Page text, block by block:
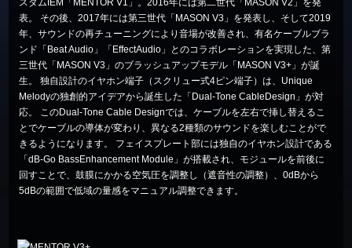
スタムIEM「MENTOR V1」。2016年には第二世代「MASON V2」を発
表。 その後、2017年には第三世代「MASON V3」を発表し、そして2019
年、サウンドの再チューニングにより音場が改善され、有名ケーブルブラ
ンド「Beat Audio」「EffectAudio」とのコラボレーションを実現した、第
三世代「MASON V3」のブラッシュアップモデル「MASON V3+」が誕
生。 独自設計のイヤホン端子（スクリュー式4ピン端子）は、Unique
Melodyの独創的アイデアから誕生した「Dual-Tone CableDesign」が対
応。 このDual-Tone Cable Designでは、ケーブルを左右で挿し替えるこ
とでケーブルの導体が変わり、異なる2種類のサウンドを楽しむことがで
きるようになります。 フェイスプレート部には独自のイヤホン設計である
「dB-Go BassEnhancement Module」が搭載され、モジュールを前後に
回すことで、鼓膜にかかる空気圧を調整し（遮音性の調整）、0dBから
5dBの範囲で低域の量感をマニュアル調整できます。